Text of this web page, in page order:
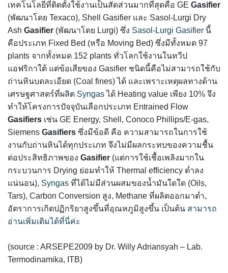
เทคโนโลยีที่ติดตั้งใช้งานเป็นสัดส่วนมากที่สุดคือ GE Gasifier
(พัฒนาโดย Texaco), Shell Gasifier และ Sasol-Lurgi Dry
Ash Gasifier (พัฒนาโดย Lurgi) ซึ่ง Sasol-Lurgi Gasifier นี้
คือประเภท Fixed Bed (หรือ Moving Bed) ซึ่งมีทั้งหมด 97
plants จากทั้งหมด 152 plants ทั่วโลกใช้งานในทวีป
แอฟริกาใต้ แต่ข้อเสียของ Gasifier ชนิดนี้คือไม่สามารถใช้กับ
ถ่านหินบดละเอียด (Coal fines) ได้ และเพราะเหตุผลทางด้าน
เศรษฐศาสตร์ที่ผลิต Syngasได้ Heating value เพียง 10% จึง
ทำให้โครงการปัจจุบันเลือกประเภท Entrained Flow
Gasifiers เช่น GE Energy, Shell, Conoco Phillips/E-gas,
Siemens Gasifiers ซึ่งมีข้อดี คือ ความสามารถในการใช้
งานกับถ่านหินได้ทุกประเภท จึงไม่มีผลกระทบของความชื้น
ต่อประสิทธิภาพของ Gasifier (แต่การใช้เชื้อเพลิงมากใน
กระบวนการ Drying ย่อมทำให้ Thermal efficiency ต่ำลง
แน่นอน), Syngas ที่ได้ไม่มีส่วนผสมของน้ำมันใดใด (Oils,
Tars), Carbon Conversion สูง, Methane ที่ผลิตออกมาต่ำ,
อัตราการเกิดปฏิกริยาสูงขึ้นที่อุณหภูมิสูงขึ้น เป็นต้น สามารถ
อ่านเพิ่มเติมได้ที่นี่ค่ะ
(source : ARSEPE2009 by Dr. Willy Adriansyah – Lab.
Termodinamika, ITB)